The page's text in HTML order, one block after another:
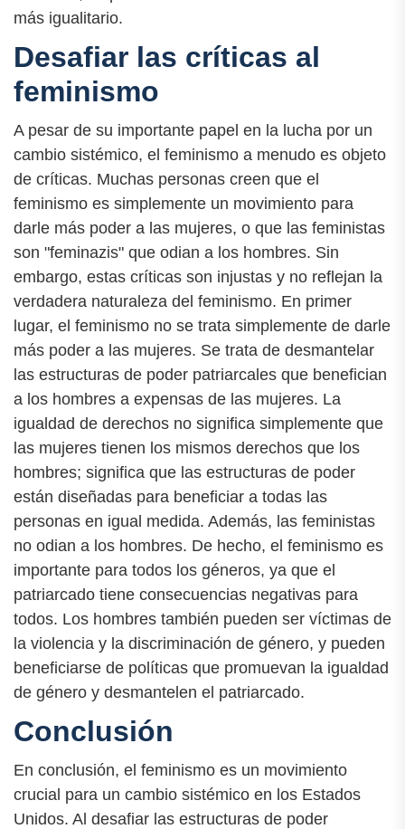
más igualitario.
Desafiar las críticas al
feminismo
A pesar de su importante papel en la lucha por un
cambio sistémico, el feminismo a menudo es objeto
de críticas. Muchas personas creen que el
feminismo es simplemente un movimiento para
darle más poder a las mujeres, o que las feministas
son "feminazis" que odian a los hombres. Sin
embargo, estas críticas son injustas y no reflejan la
verdadera naturaleza del feminismo. En primer
lugar, el feminismo no se trata simplemente de darle
más poder a las mujeres. Se trata de desmantelar
las estructuras de poder patriarcales que benefician
a los hombres a expensas de las mujeres. La
igualdad de derechos no significa simplemente que
las mujeres tienen los mismos derechos que los
hombres; significa que las estructuras de poder
están diseñadas para beneficiar a todas las
personas en igual medida. Además, las feministas
no odian a los hombres. De hecho, el feminismo es
importante para todos los géneros, ya que el
patriarcado tiene consecuencias negativas para
todos. Los hombres también pueden ser víctimas de
la violencia y la discriminación de género, y pueden
beneficiarse de políticas que promuevan la igualdad
de género y desmantelen el patriarcado.
Conclusión
En conclusión, el feminismo es un movimiento
crucial para un cambio sistémico en los Estados
Unidos. Al desafiar las estructuras de poder